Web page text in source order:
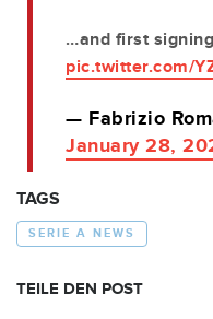
…and first
pic.twitter.com/
— Fabrizio
January 28,
TAGS
SERIE A NEWS
TEILE DEN POST